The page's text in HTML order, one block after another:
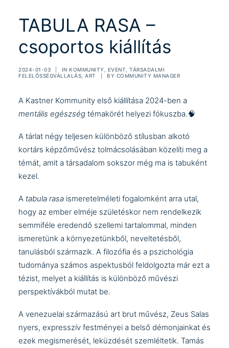
TABULA RASA –
csoportos kiállítás
2024-01-03 IN KOMMUNITY EVENT
TÁRSADALMI
FELELŐSSÉGVÁLLALÁS ART BY COMMUNITY MANAGER
A Kastner Kommunity első kiállítása 2024-ben a
mentális egészség témakörét helyezi fókuszba.🧠
A tárlat négy teljesen különböző stílusban alkotó
kortárs képzőművész tolmácsolásában közelíti meg a
témát, amit a társadalom sokszor még ma is tabuként
kezel.
A tabula rasa ismeretelméleti fogalomként arra utal,
hogy az ember elméje születéskor nem rendelkezik
semmiféle eredendő szellemi tartalommal, minden
ismeretünk a környezetünkből, neveltetésből,
tanulásból származik. A filozófia és a pszichológia
tudománya számos aspektusból feldolgozta már ezt a
tézist, melyet a kiállítás is különböző művészi
perspektívákból mutat be.
A venezuelai származású art brut művész, Zeus Salas
nyers, expresszív festményei a belső démonjainkat és
ezek megismerését, leküzdését szemléltetik. Tamás